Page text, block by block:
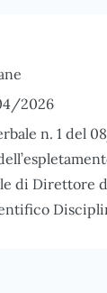
2026
n. 1 del
di Direttore